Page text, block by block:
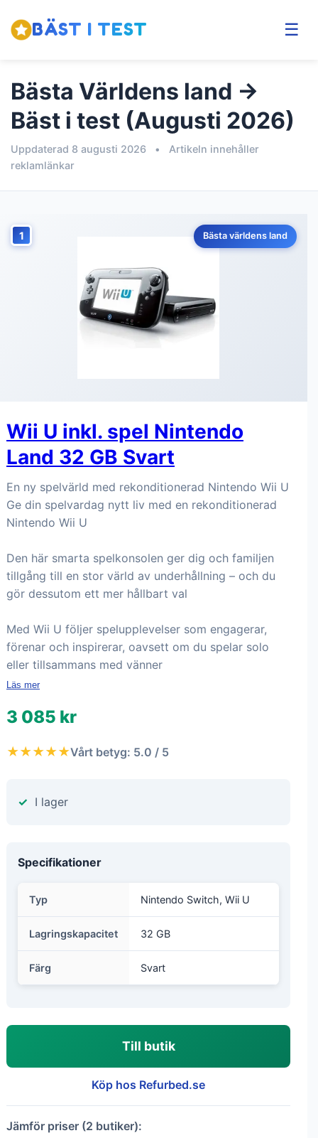
BÄST I TEST ☰
Bästa Världens land →
Bäst i test (Augusti 2026)
Uppdaterad 8 augusti 2026 •
Artikeln innehåller
reklamlänkar
1 Bästa världens land
Wii U inkl. spel Nintendo
Land 32 GB Svart
En ny spelvärld med rekonditionerad Nintendo Wii U
Ge din spelvardag nytt liv med en rekonditionerad
Nintendo Wii U
Den här smarta spelkonsolen ger dig och familjen
tillgång till en stor värld av underhållning – och du
gör dessutom ett mer hållbart val
Med Wii U följer spelupplevelser som engagerar,
förenar och inspirerar, oavsett om du spelar solo
eller tillsammans med vänner
Läs mer
3 085 kr
★★★★★Vårt betyg: 5.0 / 5
I lager
Specifikationer
Typ Nintendo Switch, Wii U
Lagringskapacitet 32 GB
Färg Svart
Till butik
Köp hos Refurbed.se
Jämför priser (2 butiker):